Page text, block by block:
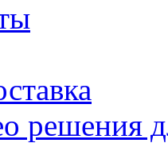
решения